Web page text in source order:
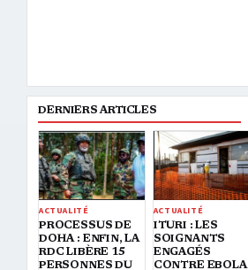
DERNIERS ARTICLES
ACTUALITÉ
PROCESSUS DE
DOHA : ENFIN, LA
RDC LIBÈRE 15
PERSONNES DU
ACTUALITÉ
ITURI : LES
SOIGNANTS
ENGAGÉS
CONTRE EBOLA